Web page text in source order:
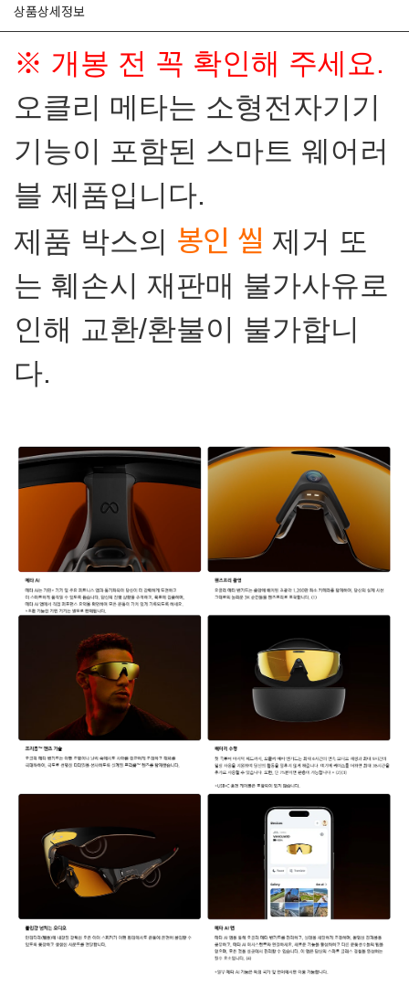
상품상세정보
※ 개봉 전 꼭 확인해 주세요.
오클리 메타는 소형전자기기
기능이 포함된 스마트 웨어러
블 제품입니다.
제품 박스의 봉인 씰 제거 또
는 훼손시 재판매 불가사유로
인해 교환/환불이 불가합니
다.